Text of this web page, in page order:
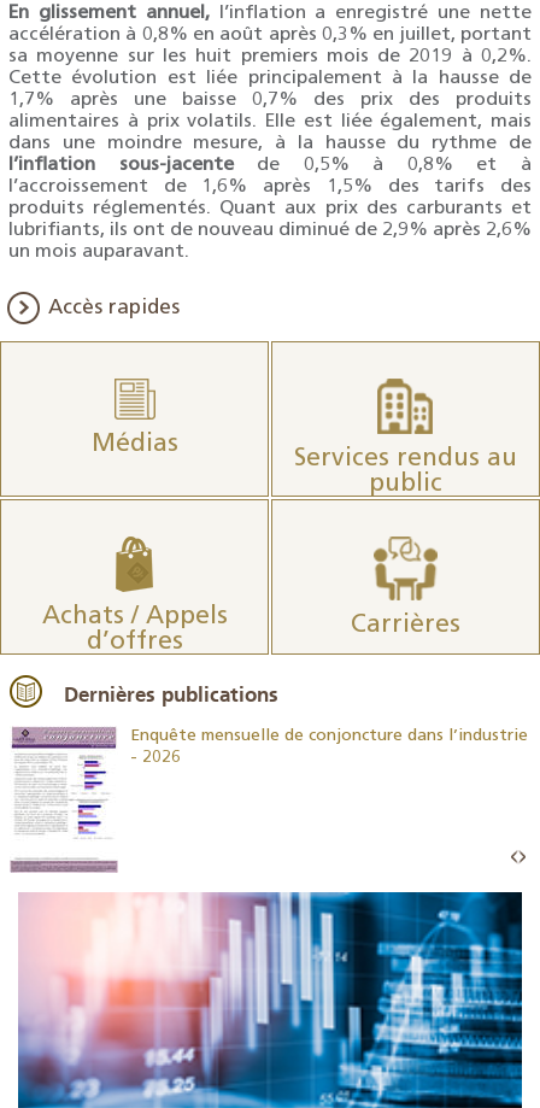
En glissement annuel,
l’inflation a enregistré une nette
accélération à 0,8% en août après 0,3% en juillet, portant
sa moyenne sur les huit premiers mois de 2019 à 0,2%.
Cette évolution est liée principalement à la hausse de
1,7% après une baisse 0,7% des prix des produits
alimentaires à prix volatils. Elle est liée également, mais
dans une moindre mesure, à la hausse du rythme de
l’inflation sous-jacente de 0,5% à 0,8% et à
l’accroissement de 1,6% après 1,5% des tarifs des
produits réglementés. Quant aux prix des carburants et
lubrifiants, ils ont de nouveau diminué de 2,9% après 2,6%
un mois auparavant.
Accès rapides
Médias
Services rendus au
public
Achats / Appels
d’offres
Carrières
Dernières publications
Enquête mensuelle de conjoncture dans l’industrie
- 2026